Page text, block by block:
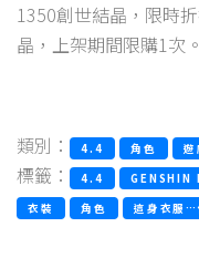
1350創世結晶，限時
晶，上架期間限購1次。
類別： 4.4 角色 遊
標籤： 4.4 GENSHIN
衣裝
角色 這身衣服…